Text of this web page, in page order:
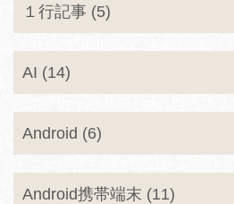
１行記事 (5)
AI (14)
Android (6)
Android携帯端末 (11)